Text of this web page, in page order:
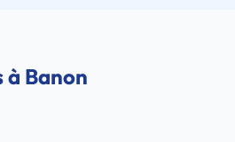
Banon